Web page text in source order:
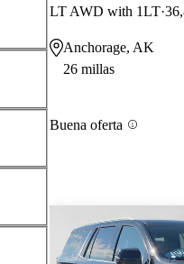
LT AWD with 1LT
Anchorage, AK
26 millas
Buena oferta